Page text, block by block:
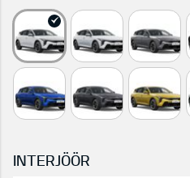
INTERJÖÖR